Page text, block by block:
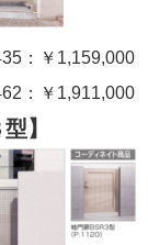
：￥1,159,000
：￥1,911,000
】